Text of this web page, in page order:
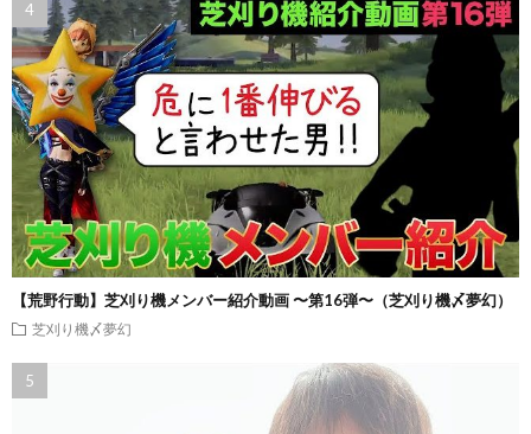
【荒野行動】芝刈り機メンバー紹介動画 〜第16弾〜（芝刈り機〆夢幻）
芝刈り機〆夢幻